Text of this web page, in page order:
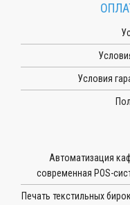
Условия
Автоматизация
современная POS-
Печать текстильных